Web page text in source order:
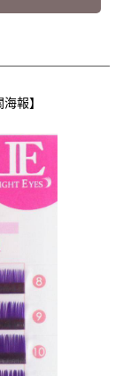
報】